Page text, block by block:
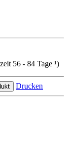
56 - 84 Tage ¹)
Drucken